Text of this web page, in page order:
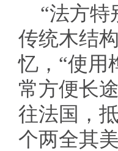
“法方特
传统木结
忆，“使用
常方便长
往法国，
个两全其